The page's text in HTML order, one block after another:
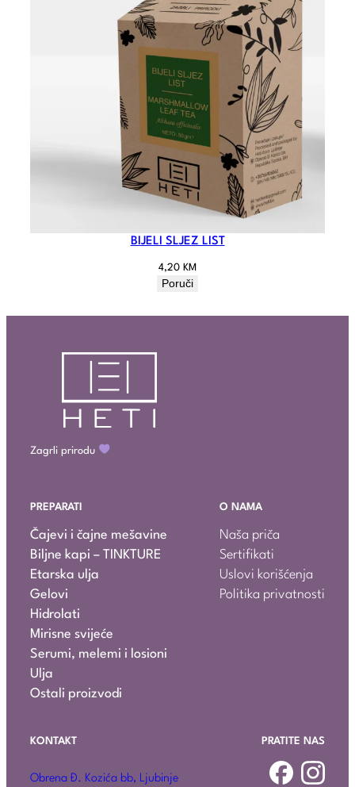
BIJELI SLJEZ LIST
4,20 KM
Poruči
Zagrli prirodu
PREPARATI
Čajevi i čajne mešavine
Biljne kapi – TINKTURE
Etarska ulja
Gelovi
Hidrolati
Mirisne svijeće
Serumi, melemi i losioni
Ulja
Ostali proizvodi
O NAMA
Naša priča
Sertifikati
Uslovi korišćenja
Politika privatnosti
KONTAKT
Obrena Đ. Kozića bb, Ljubinje
PRATITE NAS